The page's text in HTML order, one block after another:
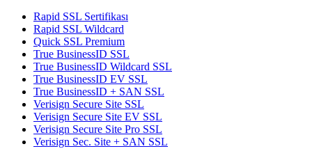
Rapid SSL Sertifikası
Rapid SSL Wildcard
Quick SSL Premium
True BusinessID SSL
True BusinessID Wildcard SSL
True BusinessID EV SSL
True BusinessID + SAN SSL
Verisign Secure Site SSL
Verisign Secure Site EV SSL
Verisign Secure Site Pro SSL
Verisign Sec. Site + SAN SSL